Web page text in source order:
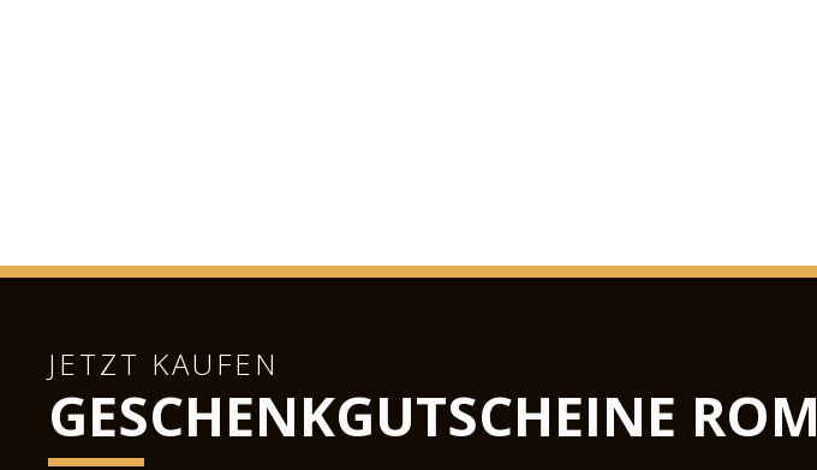
JETZT KAUFEN
GESCHENKGUTSCHEINE ROM